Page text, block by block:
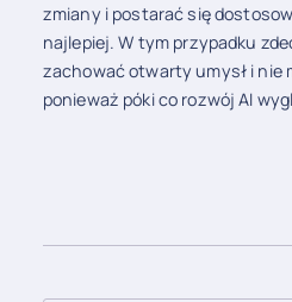
zmiany i postarać się
najlepiej. W tym przypadku
zachować otwarty umysł i nie
ponieważ póki co rozwój AI